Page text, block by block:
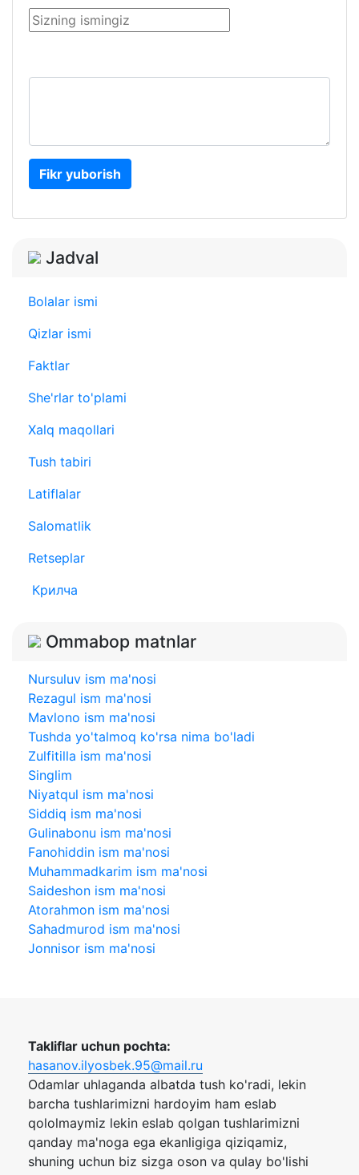
Fikr yuborish
Jadval
Bolalar ismi
Qizlar ismi
Faktlar
She'rlar to'plami
Xalq maqollari
Tush tabiri
Latiflalar
Salomatlik
Retseplar
Крилча
Ommabop matnlar
Nursuluv ism ma'nosi
Rezagul ism ma'nosi
Mavlono ism ma'nosi
Tushda yo'talmoq ko'rsa nima bo'ladi
Zulfitilla ism ma'nosi
Singlim
Niyatqul ism ma'nosi
Siddiq ism ma'nosi
Gulinabonu ism ma'nosi
Fanohiddin ism ma'nosi
Muhammadkarim ism ma'nosi
Saideshon ism ma'nosi
Atorahmon ism ma'nosi
Sahadmurod ism ma'nosi
Jonnisor ism ma'nosi
Takliflar uchun pochta:
hasanov.ilyosbek.95@mail.ru
Odamlar uhlaganda albatda tush ko'radi, lekin
barcha tushlarimizni hardoyim ham eslab
qololmaymiz lekin eslab qolgan tushlarimizni
qanday ma'noga ega ekanligiga qiziqamiz,
shuning uchun biz sizga oson va qulay bo'lishi